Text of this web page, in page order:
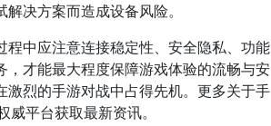
决方案而造成设备风险。
中应注意连接稳定性、安全隐私、功能
才能最大程度保障游戏体验的流畅与安
烈的手游对战中占得先机。更多关于手
平台获取最新资讯。